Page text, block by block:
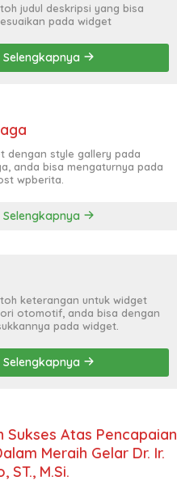
judul deskripsi yang bisa
pada widget
Selengkapnya
dengan style gallery pada
anda bisa mengaturnya pada
wpberita.
Selengkapnya
keterangan untuk widget
otomotif, anda bisa dengan
pada widget.
Selengkapnya
Sukses Atas Pencapaian
Meraih Gelar Dr. Ir.
ST., M.Si.